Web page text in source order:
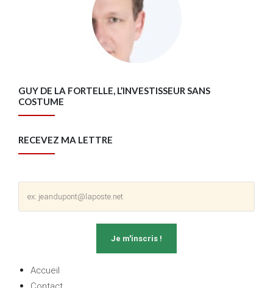
GUY DE LA FORTELLE, L’INVESTISSEUR SANS
COSTUME
RECEVEZ MA LETTRE
Accueil